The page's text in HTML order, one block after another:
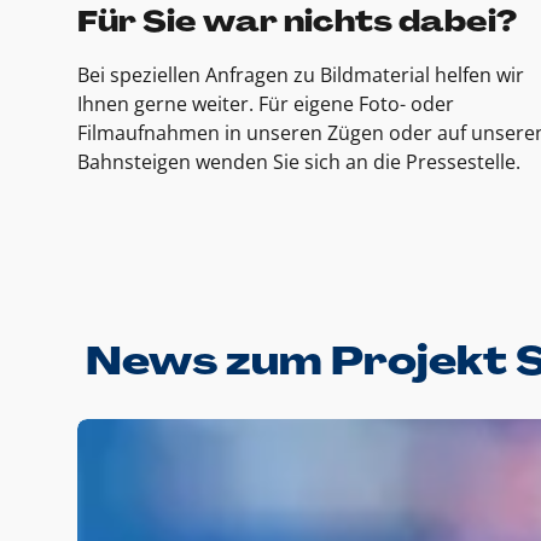
Für Sie war nichts dabei?
Bei speziellen Anfragen zu Bildmaterial helfen wir
Ihnen gerne weiter. Für eigene Foto- oder
Filmaufnahmen in unseren Zügen oder auf
Bahnsteigen wenden Sie sich an die Pressestelle.
News zum Projekt